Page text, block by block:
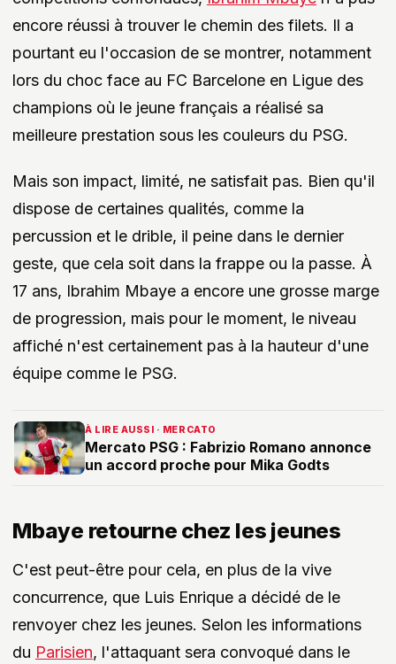
encore réussi à trouver le chemin des filets. Il a
pourtant eu l'occasion de se montrer, notamment
lors du choc face au FC Barcelone en Ligue des
champions où le jeune français a réalisé sa
meilleure prestation sous les couleurs du PSG.
Mais son impact, limité, ne satisfait pas. Bien qu'il
dispose de certaines qualités, comme la
percussion et le drible, il peine dans le dernier
geste, que cela soit dans la frappe ou la passe. À
17 ans, Ibrahim Mbaye a encore une grosse marge
de progression, mais pour le moment, le niveau
affiché n'est certainement pas à la hauteur d'une
équipe comme le PSG.
À LIRE AUSSI · MERCATO
Mercato PSG : Fabrizio Romano annonce
un accord proche pour Mika Godts
Mbaye retourne chez les jeunes
C'est peut-être pour cela, en plus de la vive
concurrence, que Luis Enrique a décidé de le
renvoyer chez les jeunes. Selon les informations
du Parisien, l'attaquant sera convoqué dans le